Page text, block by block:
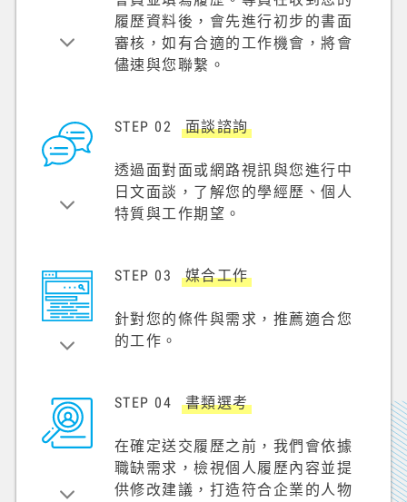
履歷資料後，會先進行初步的書面
審核，如有合適的工作機會，將會
儘速與您聯繫。
STEP 02 面談諮詢
透過面對面或網路視訊與您進行中
日文面談，了解您的學經歷、個人
特質與工作期望。
STEP 03 媒合工作
針對您的條件與需求，推薦適合您
的工作。
STEP 04 書類選考
在確定送交履歷之前，我們會依據
職缺需求，檢視個人履歷內容並提
供修改建議，打造符合企業的人物